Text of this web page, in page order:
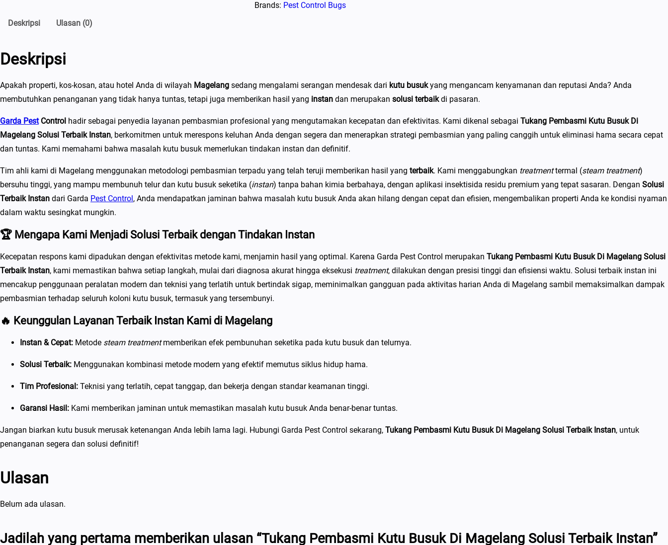
t
a
n
P
b
a
s
K
u
t
u
B
s
u
D
i
a
Brands: Pest Control Bugs
Deskripsi
Ulasan (0)
Deskripsi
Apakah properti, kos-kosan, atau hotel Anda di wilayah Magelang sedang mengalami serangan mendesak dari kutu busukyang mengancam kenyamanan dan reputasi Anda? Anda
membutuhkan penanganan yang tidak hanya tuntas, tetapi juga memberikan hasil yang instan dan merupakan solusi terbaikdi pasaran.
Garda PestControl hadir sebagai penyedia layanan pembasmian profesional yang mengutamakan kecepatan dan efektivitas. Kami dikenal sebagai Tukang Pembasmi Kutu Busuk Di
Magelang Solusi Terbaik Instan, berkomitmen untuk merespons keluhan Anda dengan segera dan menerapkan strategi pembasmian yang paling canggih untuk eliminasi hama secara cepat
dan tuntas. Kami memahami bahwa masalah kutu busuk memerlukan tindakan instan dan definitif.
Tim ahli kami di Magelang menggunakan metodologi pembasmian terpadu yang telah teruji memberikan hasil yang terbaik. Kami menggabungkan treatmenttermal (steam treatment)
bersuhu tinggi, yang mampu membunuh telur dan kutu busuk seketika (instan) tanpa bahan kimia berbahaya, dengan aplikasi insektisida residu premium yang tepat sasaran. Dengan Solusi
Terbaik Instan dari Garda Pest Control, Anda mendapatkan jaminan bahwa masalah kutu busuk Anda akan hilang dengan cepat dan efisien, mengembalikan properti Anda ke kondisi nyaman
dalam waktu sesingkat mungkin.
🏆 Mengapa Kami Menjadi Solusi Terbaik dengan Tindakan Instan
Kecepatan respons kami dipadukan dengan efektivitas metode kami, menjamin hasil yang optimal. Karena Garda Pest Control merupakan Tukang Pembasmi Kutu Busuk Di Magelang Solusi
Terbaik Instan, kami memastikan bahwa setiap langkah, mulai dari diagnosa akurat hingga eksekusi treatment, dilakukan dengan presisi tinggi dan efisiensi waktu. Solusi terbaik instan ini
mencakup penggunaan peralatan modern dan teknisi yang terlatih untuk bertindak sigap, meminimalkan gangguan pada aktivitas harian Anda di Magelang sambil memaksimalkan dampak
pembasmian terhadap seluruh koloni kutu busuk, termasuk yang tersembunyi.
🔥 Keunggulan Layanan Terbaik Instan Kami di Magelang
Instan & Cepat: Metode steam treatmentmemberikan efek pembunuhan seketika pada kutu busuk dan telurnya.
Solusi Terbaik: Menggunakan kombinasi metode modern yang efektif memutus siklus hidup hama.
Tim Profesional: Teknisi yang terlatih, cepat tanggap, dan bekerja dengan standar keamanan tinggi.
Garansi Hasil: Kami memberikan jaminan untuk memastikan masalah kutu busuk Anda benar-benar tuntas.
Jangan biarkan kutu busuk merusak ketenangan Anda lebih lama lagi. Hubungi Garda Pest Control sekarang, Tukang Pembasmi Kutu Busuk Di Magelang Solusi Terbaik Instan, untuk
penanganan segera dan solusi definitif!
Ulasan
Belum ada ulasan.
Jadilah yang pertama memberikan ulasan “Tukang Pembasmi Kutu Busuk Di Magelang Solusi Terbaik Instan”